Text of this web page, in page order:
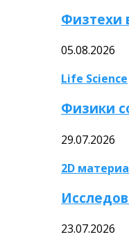
Физтехи
05.08.2026
Life Science
Физики
29.07.2026
2D
23.07.2026